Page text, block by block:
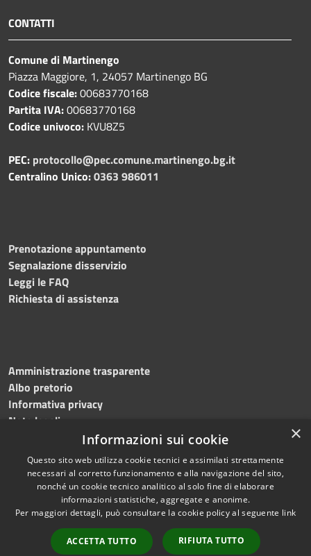
CONTATTI
Comune di Martinengo
Piazza Maggiore, 1, 24057 Martinengo BG
Codice fiscale:00683770168
Partita IVA:00683770168
Codice univoco: KVU8Z5
PEC: protocollo@pec.comune.martinengo.bg.it
Centralino Unico:0363 986011
Prenotazione appuntamento
Segnalazione disservizio
Leggi le FAQ
Richiesta di assistenza
Amministrazione trasparente
Albo pretorio
Informativa privacy
Note legali
Dichiarazione di accessibilità
Accessibilità
Copyright © 2026 • Comune di
Martinengo • Powered by
Municipium•
Accesso
×
Informazioni sui cookie
Questo sito web utilizza cookie tecnici e assimilati strettamente
necessari al corretto funzionamento e alla navigazione del sito,
nonché un cookie tecnico analitico al solo fine di elaborare
informazioni statistiche, aggregate e anonime.
Per maggiori dettagli, può consultare la cookie policy al seguente link
ACCETTA TUTTO RIFIUTA TUTTO